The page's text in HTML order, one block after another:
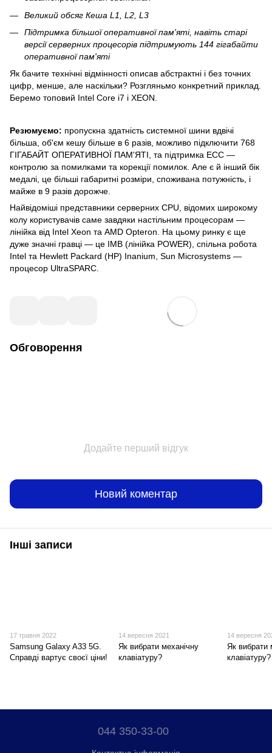
Великий обсяг Кеша L1, L2, L3
Підтримка більшої оперативної пам'яті, навіть старі
версії серверних процесорів підтримують 144 гігабайти
оперативної пам'яті
Як бачите технічні відмінності описав абстрактні і без точних
цифр, менше, але наскільки? Розгляньмо конкретний приклад.
Беремо топовий Intel Core i7 і XEON.
Резюмуємо: пропускна здатність системної шини вдвічі
більша, об'єм кешу більше в 6 разів, можливо підключити 768
ГІГАБАЙТ ОПЕРАТИВНОЇ ПАМ'ЯТІ, та підтримка ECC —
контролю за помилками та корекції помилок. Але є й інший бік
медалі, це більші габаритні розміри, споживана потужність, і
майже в 9 разів дорожче.
Найвідоміші представники серверних CPU, відомих широкому
колу користувачів саме завдяки настільним процесорам —
лінійка від Intel Xeon та AMD Opteron. На цьому ринку є ще
дуже значні гравці — це IMB (лінійка POWER), спільна робота
Intel та Hewlett Packard (HP) Inanium, Sun Microsystems —
процесор UltraSPARC.
Обговорення
Додайте перший відгук
Новий коментар
Інші записи
17 травня 2022
Samsung Galaxy A33 5G.
Справді вартує своєї ціни!
14 вересня 2021
Як вибрати механічну
клавіатуру?
14 вересня
Як вибрати
клавіатуру?
044 350-33-00